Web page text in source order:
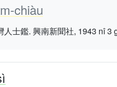
chiàu
人士鑑. 興南新聞社, 1943 nî 3